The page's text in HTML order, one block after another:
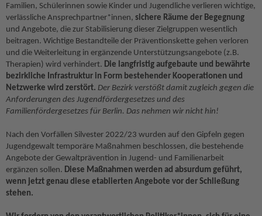
PRESSE
Magazin
KONTAKT
Impressum
Datenschutz
Hinweisgebersystem
Intranet
Familien, Schülerinnen sowie Kinder und Jugendliche verlieren wichtige,
verlässliche Ansprechpartner*innen, sichere Räume der Begegnung
und Angebote, die zur Stabilisierung dieser Zielgruppen wesentlich
beitragen. Wichtige Bestandteile der Präventionskette gehen verloren
und die Weiterleitung in ergänzende Unterstützungsangebote (z.B.
Therapien) wird verhindert. Die langfristig aufgebaute und bewährte
bezirkliche Infrastruktur in Form bestehender Kooperationen und
Netzwerke wird zerstört. Der Bezirk verstößt damit zugleich gegen die
Anforderungen des Jugendfördergesetzes und des
Familienfördergesetzes für Berlin. Das nehmen wir nicht hin!
Nach den Vorfällen Silvester 2022/23 wurden auf den Gipfeln gegen
Jugendgewalt temporäre Maßnahmen beschlossen, die bestehende
Angebote der Gewaltprävention in Jugend- und Familienarbeit
ergänzen sollen. Diese Maßnahmen werden ad absurdum geführt,
wenn jetzt genau diese etablierten Angebote vor der Schließung
stehen.